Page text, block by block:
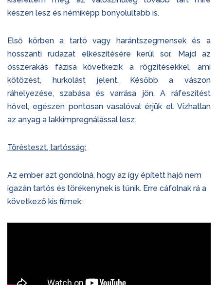
készen lesz és némiképp bonyolultabb is.
Első körben a tartó vagy harántszegmensek és a
hosszanti rudazat elkészítésére kerül sor. Majd az
összerakás fázisa következik a rögzítésekkel, ami
kötözést, hurkolást jelent. Később a vászon
ráhelyezése, szabása és varrása jön. A ráfeszítést
hővel, egészen pontosan vasalóval érjük el. Vízhatlan
az anyag a lakkimpregnálással lesz.
Törésteszt, tartósság:
Az ember azt gondolná, hogy az így épített hajó nem
igazán tartós és törékenynek is tűnik. Erre cáfolnak rá a
következő kis filmek: